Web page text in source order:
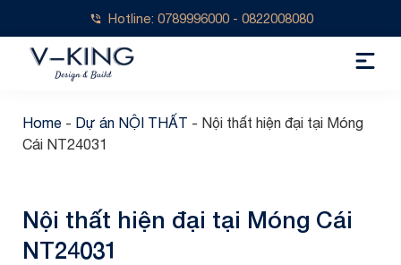
Hotline: 0789996000 - 0822008080
Home - Dự án NỘI THẤT - Nội thất hiện đại tại Móng
Cái NT24031
Nội thất hiện đại tại Móng Cái
NT24031